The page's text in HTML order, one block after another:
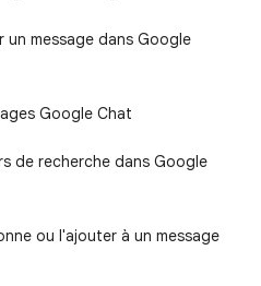
un message dans Google
Google Chat
de recherche dans Google
ou l'ajouter à un message